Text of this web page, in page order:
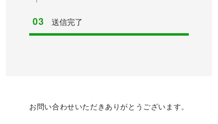
03 送信完了
お問い合わせいただきありがとうございます。